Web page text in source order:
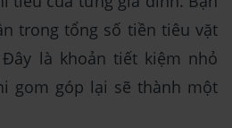
trong tổng số tiền tiêu vặt
là khoản tiết kiệm nhỏ
gom góp lại sẽ thành một